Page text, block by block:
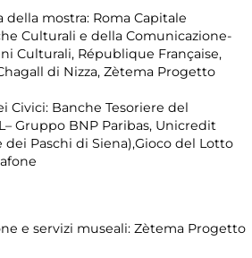
mostra: Roma Capitale
Culturali e della Comunicazione-
Culturali, République Française,
di Nizza, Zètema Progetto
Civici: Banche Tesoriere del
Gruppo BNP Paribas, Unicredit
dei Paschi di Siena),Gioco del Lotto
e servizi museali: Zètema Progetto